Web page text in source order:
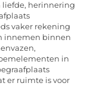
liefde, herinnering
vaker rekening
innemen binnen
in
er ruimte is voor